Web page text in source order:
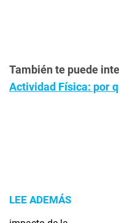
También te puede
Actividad Física: por
LEE ADEMÁS